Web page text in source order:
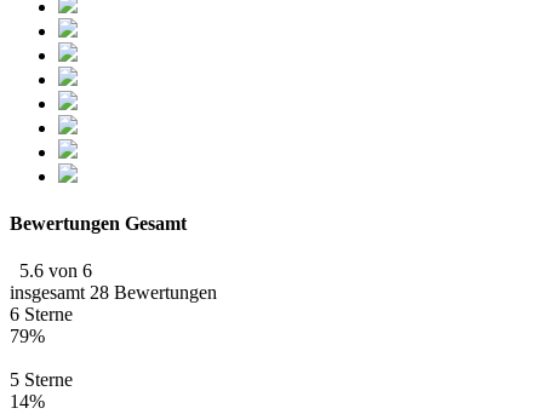
Bewertungen Gesamt
5.6 von 6
insgesamt 28 Bewertungen
6 Sterne
79%
5 Sterne
14%